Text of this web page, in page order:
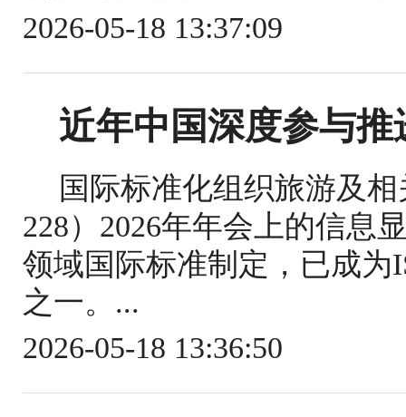
2026-05-18 13:37:09
近年中国深度参与
国际标准化组织旅游及
228）2026年年会上的信息
领域国际标准制定，已成为
之一。...
2026-05-18 13:36:50